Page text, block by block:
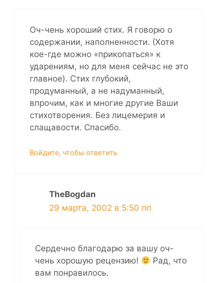
Оч-чень хороший стих. Я говорю о
содержании, наполненности. (Хотя
кое-где можно «прикопаться» к
ударениям, но для меня сейчас не это
главное). Стих глубокий,
продуманный, а не надуманный,
впрочим, как и многие другие Ваши
стихотворения. Без лицемерия и
слащавости. Спасибо.
Войдите, чтобы ответить
TheBogdan
29 марта, 2002 в 5:50 пп
Сердечно благодарю за вашу оч-
чень хорошую рецензию!
Рад, что
вам понравилось.